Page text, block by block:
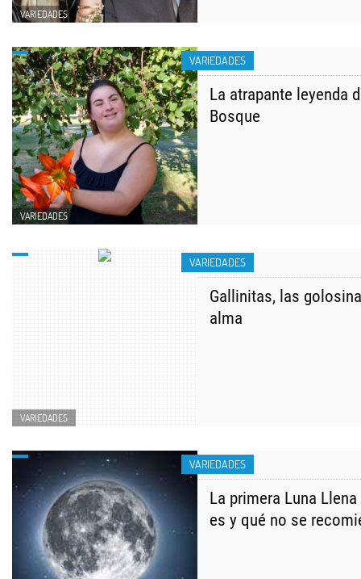
VARIEDADES
VARIEDADES
VARIEDADES
La atrapante leyenda
Bosque
VARIEDADES
VARIEDADES
Gallinitas, las
alma
VARIEDADES
La primera Luna
es y qué no se